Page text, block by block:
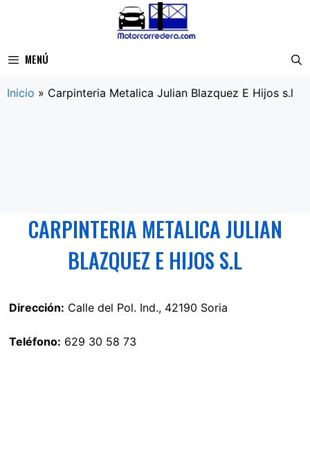
MENÚ
Inicio » Carpinteria Metalica Julian Blazquez E Hijos s.l
CARPINTERIA METALICA JULIAN
BLAZQUEZ E HIJOS S.L
Dirección: Calle del Pol. Ind., 42190 Soria
Teléfono: 629 30 58 73